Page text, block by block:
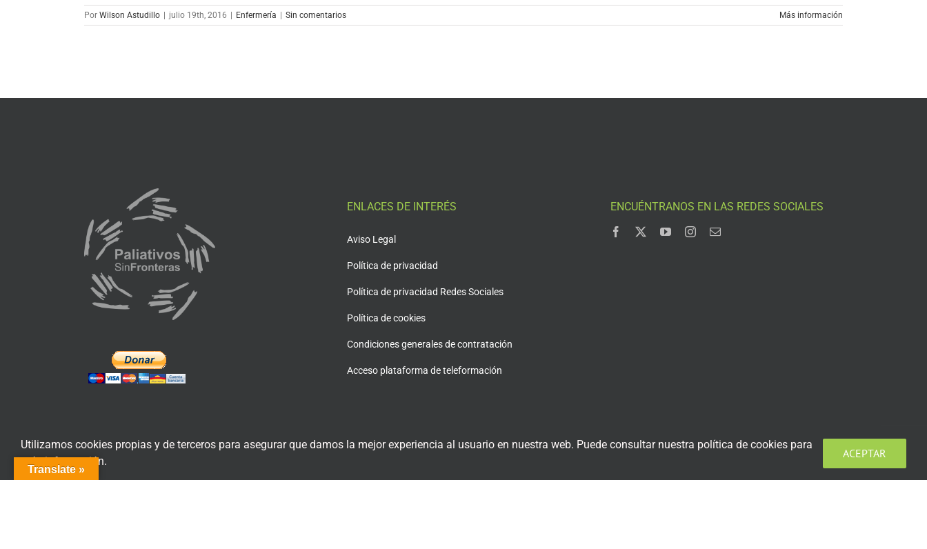
Por Wilson Astudillo julio 19th, 2016 Enfermería Sin comentarios Más información
ENLACES DE INTERÉS
Aviso Legal
Política de privacidad
Política de privacidad Redes Sociales
Política de cookies
Condiciones generales de contratación
Acceso plataforma de teleformación
ENCUÉNTRANOS EN LAS REDES SOCIALES
Translate »
Utilizamos cookies propias y de terceros para asegurar que damos la mejor experiencia al usuario en nuestra web. Puede consultar nuestra política de cookies para
más información.
ACEPTAR